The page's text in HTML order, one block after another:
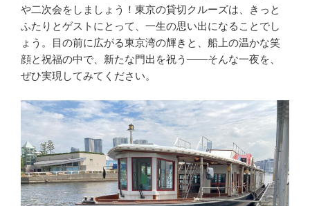
や二次会をしましょう！東京の貸切クルーズは、きっと
ふたりとゲストにとって、一生の思い出になることでし
ょう。目の前に広がる東京湾の輝きと、船上の温かな笑
顔と祝福の中で、新たな門出を祝う――そんな一夜を、
ぜひ実現してみてください。